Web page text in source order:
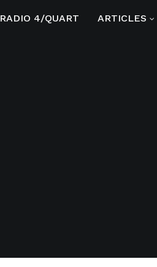
RADIO 4/QUART ARTICLES